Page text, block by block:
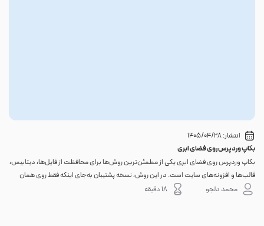
انتشار:1405/04/28
بکاپ وردپرس روی فضای ابری
بکاپ وردپرس روی فضای ابری یکی از مطمئن‌ترین روش‌ها برای محافظت از فایل‌ها، دیتابیس،
قالب‌ها و افزونه‌های سایت است. در این روش، نسخه پشتیبان به‌جای اینکه فقط روی همان
هاست اصلی باقی بماند، به یک فضای جداگانه منتقل می‌شود؛ بنابراین خرابی سرور، هک
محمد دلجو 18 دقیقه